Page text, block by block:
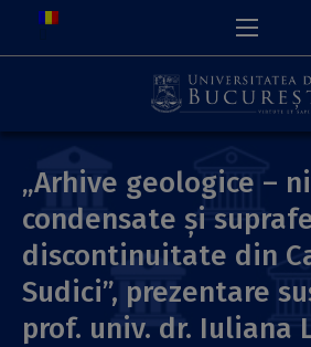
„Arhive geologice –
condensate și
discontinuitate din
Sudici”, prezentare
prof. univ. dr. Iuliana